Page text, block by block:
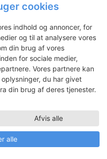
Antependie
cookies
indhold og annoncer, for
og til at analysere vores
din brug af vores
for sociale medier,
Vores partnere kan
du har givet
din brug af deres tjenester.
Afvis alle
alle